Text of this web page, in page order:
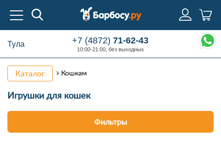
Тула +7 (4872)71-62-43
10:00-21:00, без выходных
Каталог Кошкам
Игрушки для кошек
Фильтры